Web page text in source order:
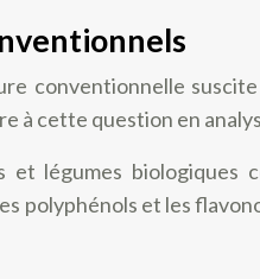
conventionnelle
à cette question en
légumes biologiques
polyphénols et les